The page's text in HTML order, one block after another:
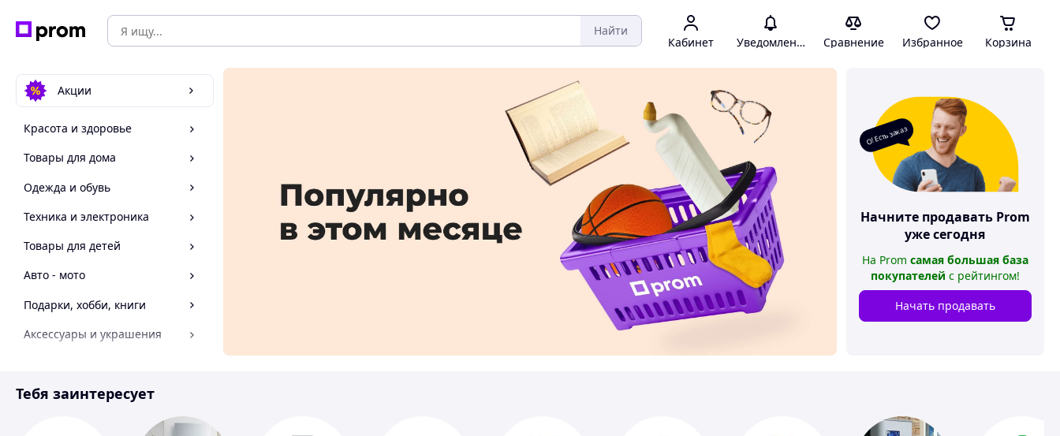
Найти
Кабинет Уведомления Сравнение Избранное Корзина
Акции
Красота и здоровье
Товары для дома
Одежда и обувь
Техника и электроника
Товары для детей
Авто - мото
Подарки, хобби, книги
Аксессуары и украшения
Спорт и отдых
О! Есть заказ
Начните продавать Prom
уже сегодня
На Prom самая большая база
покупателей с рейтингом!
Начать продавать
Тебя заинтересует